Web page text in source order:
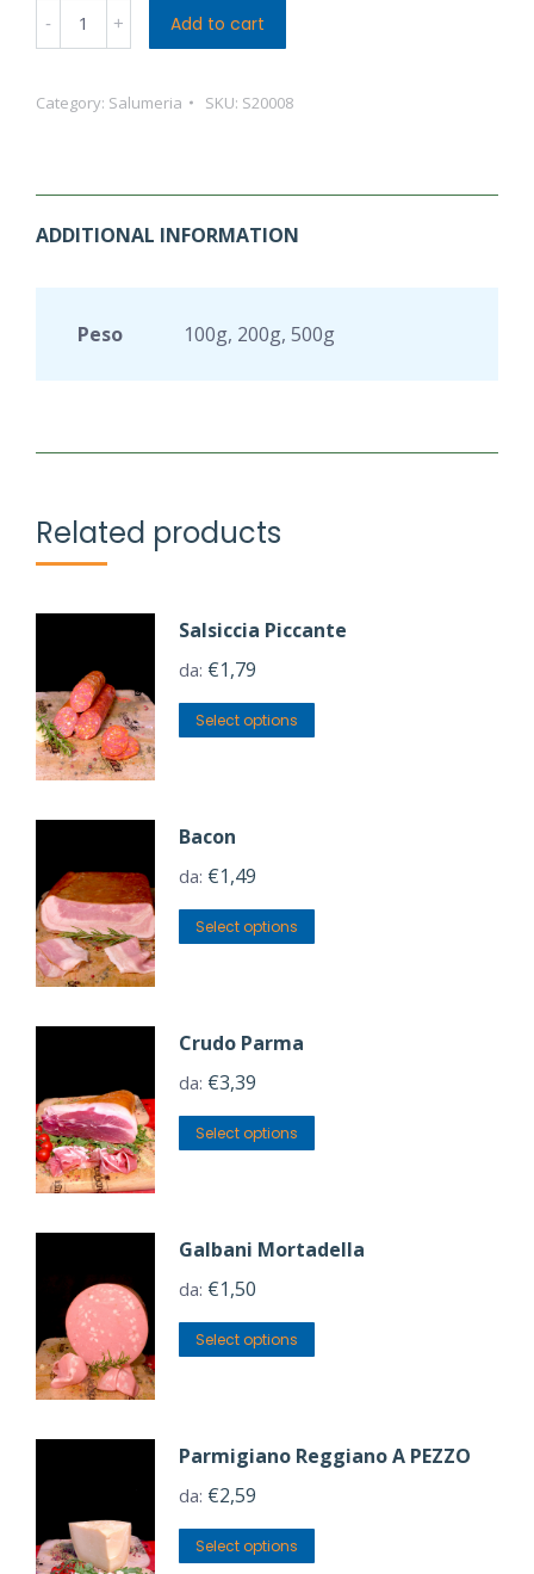
Caciocavallo
Stagionato
Add to cart
Category: Salumeria SKU: S20008
ADDITIONAL INFORMATION
Peso 100g, 200g, 500g
Related products
Salsiccia Piccante
da: €1,79
Select options
Bacon
da: €1,49
Select options
Crudo Parma
da: €3,39
Select options
Galbani Mortadella
da: €1,50
Select options
Parmigiano Reggiano A PEZZO
da: €2,59
Select options